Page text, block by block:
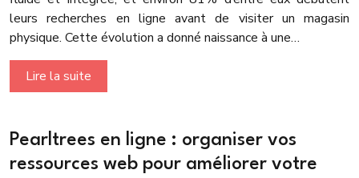
leurs recherches en ligne avant de visiter un magasin
physique. Cette évolution a donné naissance à une…
Lire la suite
Pearltrees en ligne : organiser vos
ressources web pour améliorer votre